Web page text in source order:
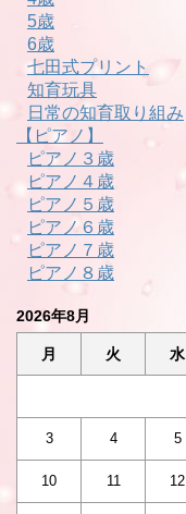
5歳
6歳
七田式プリント
知育玩具
日常の知育取り組み
【ピアノ】
ピアノ３歳
ピアノ４歳
ピアノ５歳
ピアノ６歳
ピアノ７歳
ピアノ８歳
2026年8月
月 火 水
3 4 5
10 11 12